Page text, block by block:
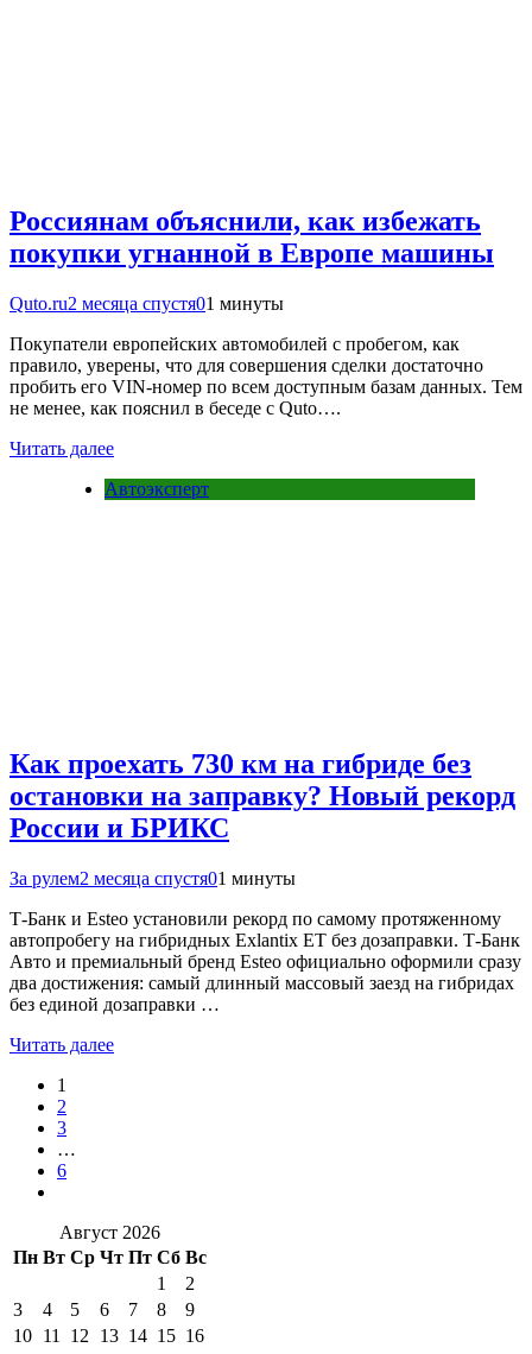
Россиянам объяснили, как избежать
покупки угнанной в Европе машины
Quto.ru2 месяца спустя01 минуты
Покупатели европейских автомобилей с пробегом, как
правило, уверены, что для совершения сделки достаточно
пробить его VIN-номер по всем доступным базам данных. Тем
не менее, как пояснил в беседе с Quto….
Читать далее
Автоэксперт
Как проехать 730 км на гибриде без
остановки на заправку? Новый рекорд
России и БРИКС
За рулем2 месяца спустя01 минуты
Т-Банк и Esteo установили рекорд по самому протяженному
автопробегу на гибридных Exlantix ET без дозаправки. Т-Банк
Авто и премиальный бренд Esteo официально оформили сразу
два достижения: самый длинный массовый заезд на гибридах
без единой дозаправки …
Читать далее
1
2
3
…
6
Август 2026
Пн Вт Ср Чт Пт Сб Вс
1
2
3
4 5 6 7 8
9
10 11 12 13 14 15 16